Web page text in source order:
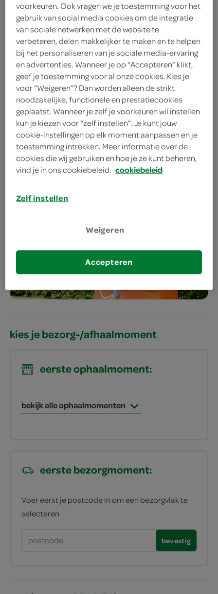
KVK 14607956
boodschappen
bestellen
aanbiedingen
kies je bezorg-/afhaalmoment
eerste ophaalmoment:
bekijk alle ophaalmomenten
eerste bezorgmoment:
Voer eerst je postcode in om een bezorgvlak te
selecteren
bevestig
voorkeuren. Ook vragen we je toestemming voor het
gebruik van social media cookies om de integratie
van sociale netwerken met de website te
verbeteren, delen makkelijker te maken en te helpen
bij het personaliseren van je sociale media-ervaring
en advertenties. Wanneer je op “Accepteren” klikt,
geef je toestemming voor al onze cookies. Kies je
voor “Weigeren”? Dan worden alleen de strikt
noodzakelijke, functionele en prestatiecookies
geplaatst. Wanneer je zelf je voorkeuren wil instellen
kun je kiezen voor “zelf instellen”. Je kunt jouw
cookie-instellingen op elk moment aanpassen en je
toestemming intrekken. Meer informatie over de
cookies die wij gebruiken en hoe je ze kunt beheren,
vind je in ons cookiebeleid. cookiebeleid
Zelf instellen
Weigeren
Accepteren